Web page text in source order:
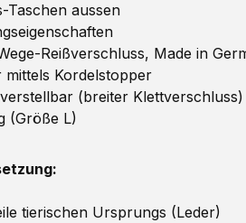
Taschen aussen
Reißverschluss, Made in
mittels Kordelstopper
(breiter Klettverschluss)
(Größe L)
tierischen Ursprungs (Leder)